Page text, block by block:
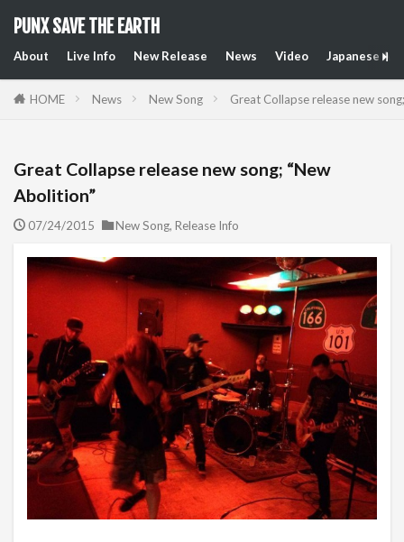
PUNX SAVE THE EARTH
About Live Info New Release News Video Japanese
HOME News New Song Great Collapse release new
Great Collapse release new song; “New
Abolition”
07/24/2015 New Song, Release Info